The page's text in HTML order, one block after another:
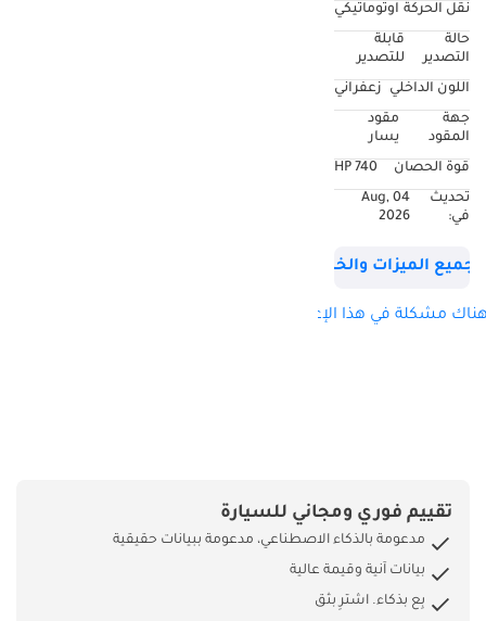
التفاصيل، يرجى
التواصل عبر: الموقع
إنستغرام: ، فيسبوك:
، الفرع الرئيسي في
هاتف:
نقل الحركة اوتوماتيكي
حالة
التصدير
قابلة
للتصدير
اللون الداخلي
زعفراني
جهة
المقود
مقود
يسار
قوة الحصان
740 HP
تحديث
في:
04 Aug,
2026
جميع الميزات والخصائص
مشكلة في هذا الإعلان؟
تقييم فوري ومجاني للسيارة
مدعومة بالذكاء الاصطناعي، مدعومة ببيانات حقيقية
بيانات آنية وقيمة عالية
بِع بذكاء. اشترِ بثق